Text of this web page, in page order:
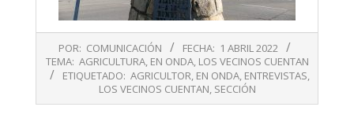
04-
POR: COMUNICACIÓN FECHA: 1 ABRIL 2022
TEMA: AGRICULTURA, EN ONDA, LOS VECINOS CUENTAN
ETIQUETADO: AGRICULTOR, EN ONDA, ENTREVISTAS,
LOS VECINOS CUENTAN, SECCIÓN